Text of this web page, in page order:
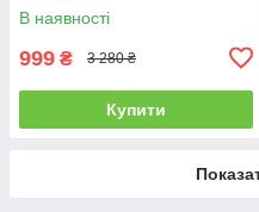
В наявності
999 ₴ 3 280 ₴
Купити